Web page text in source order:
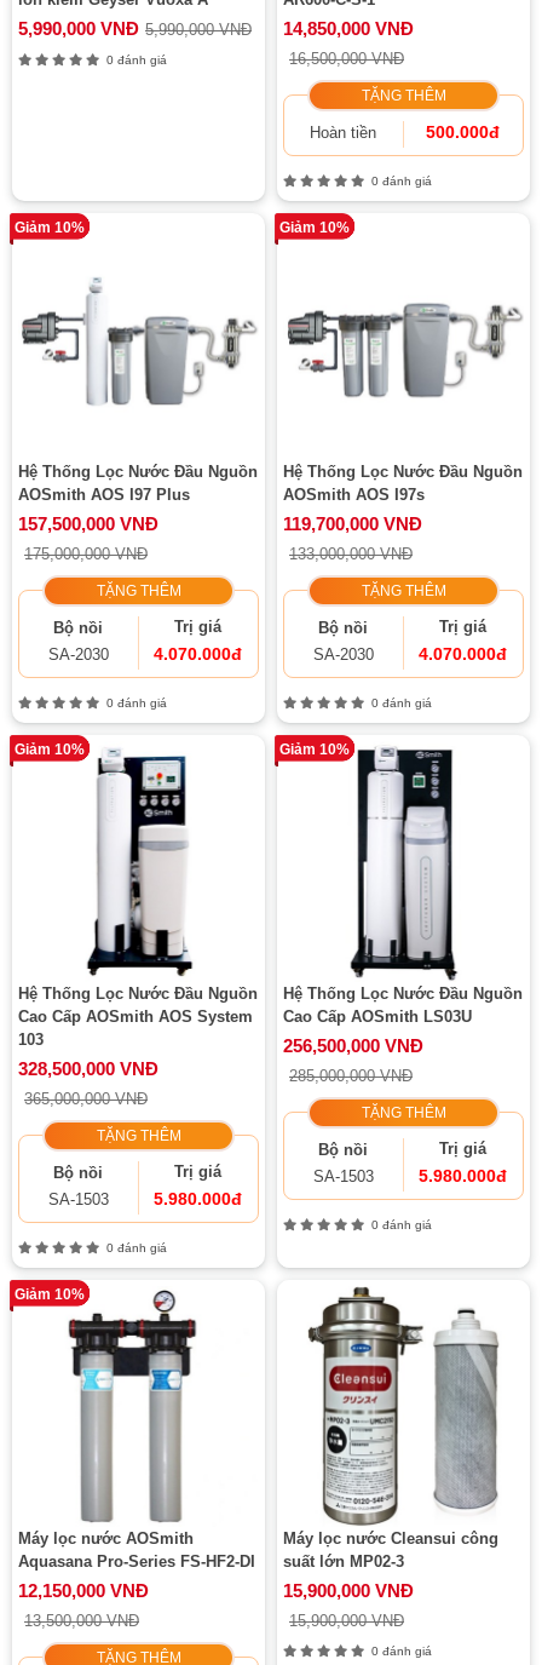
5,990,000 VNĐ 5,990,000 VNĐ
0 đánh giá
14,850,000 VNĐ
16,500,000 VNĐ
TẶNG THÊM
Hoàn tiền 500.000đ
0 đánh giá
Giảm 10%
Hệ Thống Lọc Nước Đầu Nguồn
AOSmith AOS I97 Plus
157,500,000 VNĐ
175,000,000 VNĐ
TẶNG THÊM
Bộ nồi
SA-2030
Trị giá
4.070.000đ
0 đánh giá
Giảm 10%
Hệ Thống Lọc Nước Đầu Nguồn
AOSmith AOS I97s
119,700,000 VNĐ
133,000,000 VNĐ
TẶNG THÊM
Bộ nồi
SA-2030
Trị giá
4.070.000đ
0 đánh giá
Giảm 10%
Hệ Thống Lọc Nước Đầu Nguồn
Cao Cấp AOSmith AOS System
103
328,500,000 VNĐ
365,000,000 VNĐ
TẶNG THÊM
Bộ nồi
SA-1503
Trị giá
5.980.000đ
0 đánh giá
Giảm 10%
Hệ Thống Lọc Nước Đầu Nguồn
Cao Cấp AOSmith LS03U
256,500,000 VNĐ
285,000,000 VNĐ
TẶNG THÊM
Bộ nồi
SA-1503
Trị giá
5.980.000đ
0 đánh giá
Giảm 10%
Máy lọc nước AOSmith
Aquasana Pro-Series FS-HF2-DI
12,150,000 VNĐ
13,500,000 VNĐ
TẶNG THÊM
Máy lọc nước Cleansui công
suất lớn MP02-3
15,900,000 VNĐ
15,900,000 VNĐ
0 đánh giá